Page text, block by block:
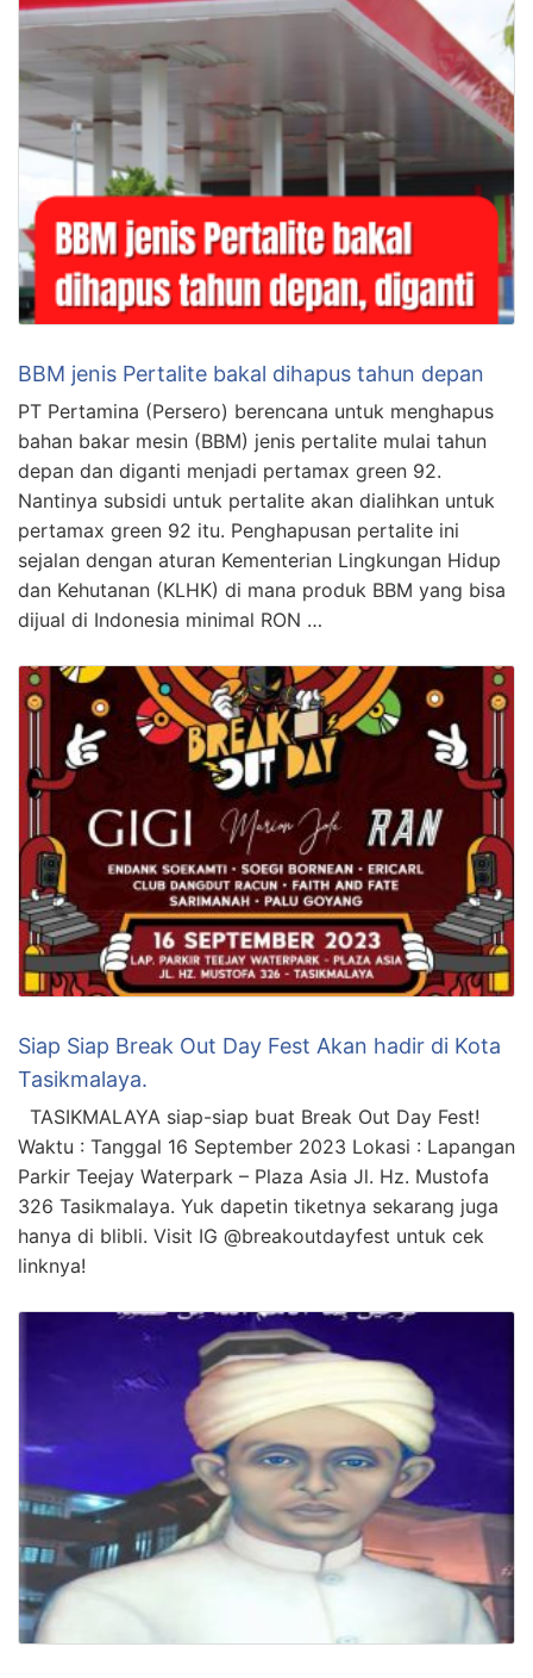
BBM jenis Pertalite bakal dihapus tahun depan
PT Pertamina (Persero) berencana untuk menghapus
bahan bakar mesin (BBM) jenis pertalite mulai tahun
depan dan diganti menjadi pertamax green 92.
Nantinya subsidi untuk pertalite akan dialihkan untuk
pertamax green 92 itu. Penghapusan pertalite ini
sejalan dengan aturan Kementerian Lingkungan Hidup
dan Kehutanan (KLHK) di mana produk BBM yang bisa
dijual di Indonesia minimal RON …
Siap Siap Break Out Day Fest Akan hadir di Kota
Tasikmalaya.
TASIKMALAYA siap-siap buat Break Out Day Fest!
Waktu : Tanggal 16 September 2023 Lokasi : Lapangan
Parkir Teejay Waterpark – Plaza Asia Jl. Hz. Mustofa
326 Tasikmalaya. Yuk dapetin tiketnya sekarang juga
hanya di blibli. Visit IG @breakoutdayfest untuk cek
linknya!